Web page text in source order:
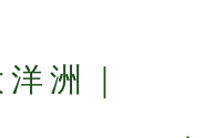
洋 洲 ｜